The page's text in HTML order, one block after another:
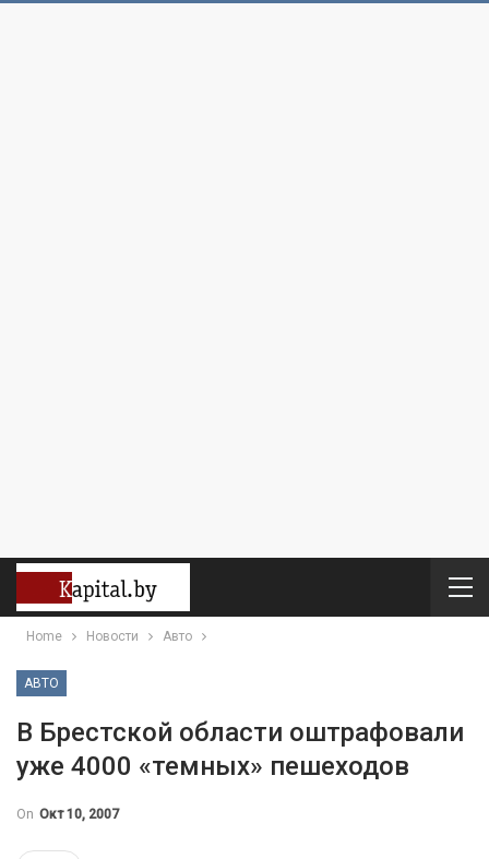
Home Новости Авто
АВТО
В Брестской области оштрафовали
уже 4000 «темных» пешеходов
On Окт 10, 2007